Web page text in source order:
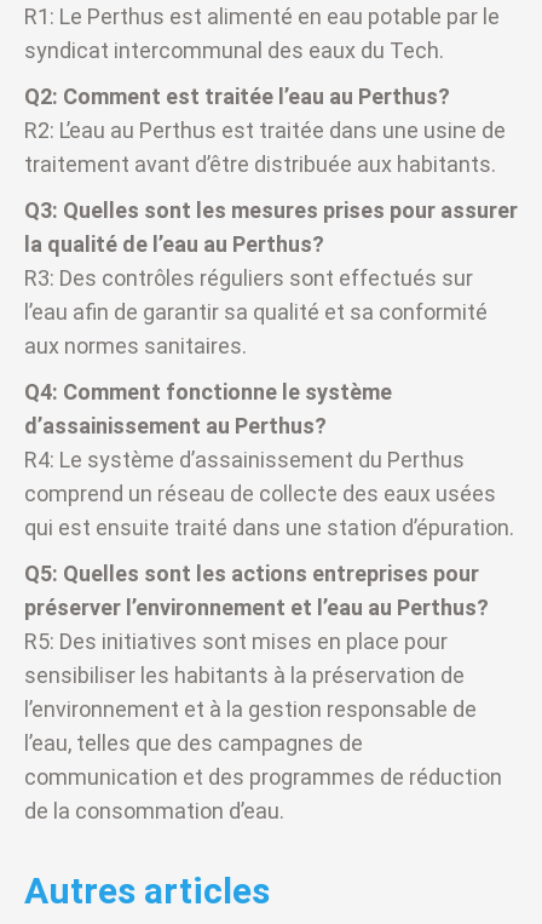
R1: Le Perthus est alimenté en eau potable par le
syndicat intercommunal des eaux du Tech.
Q2: Comment est traitée l’eau au Perthus?
R2: L’eau au Perthus est traitée dans une usine de
traitement avant d’être distribuée aux habitants.
Q3: Quelles sont les mesures prises pour assurer
la qualité de l’eau au Perthus?
R3: Des contrôles réguliers sont effectués sur
l’eau afin de garantir sa qualité et sa conformité
aux normes sanitaires.
Q4: Comment fonctionne le système
d’assainissement au Perthus?
R4: Le système d’assainissement du Perthus
comprend un réseau de collecte des eaux usées
qui est ensuite traité dans une station d’épuration.
Q5: Quelles sont les actions entreprises pour
préserver l’environnement et l’eau au Perthus?
R5: Des initiatives sont mises en place pour
sensibiliser les habitants à la préservation de
l’environnement et à la gestion responsable de
l’eau, telles que des campagnes de
communication et des programmes de réduction
de la consommation d’eau.
Autres articles